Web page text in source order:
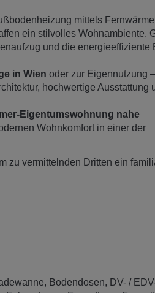
mittels
ein stilvolles Wohnambiente.
und die energieeffiziente
in Wien oder zur Eigennutzung –
hochwertige Ausstattung
Eigentumswohnung nahe
Wohnkomfort in einer der
zu vermittelnden Dritten ein
Bodendosen
DV- /